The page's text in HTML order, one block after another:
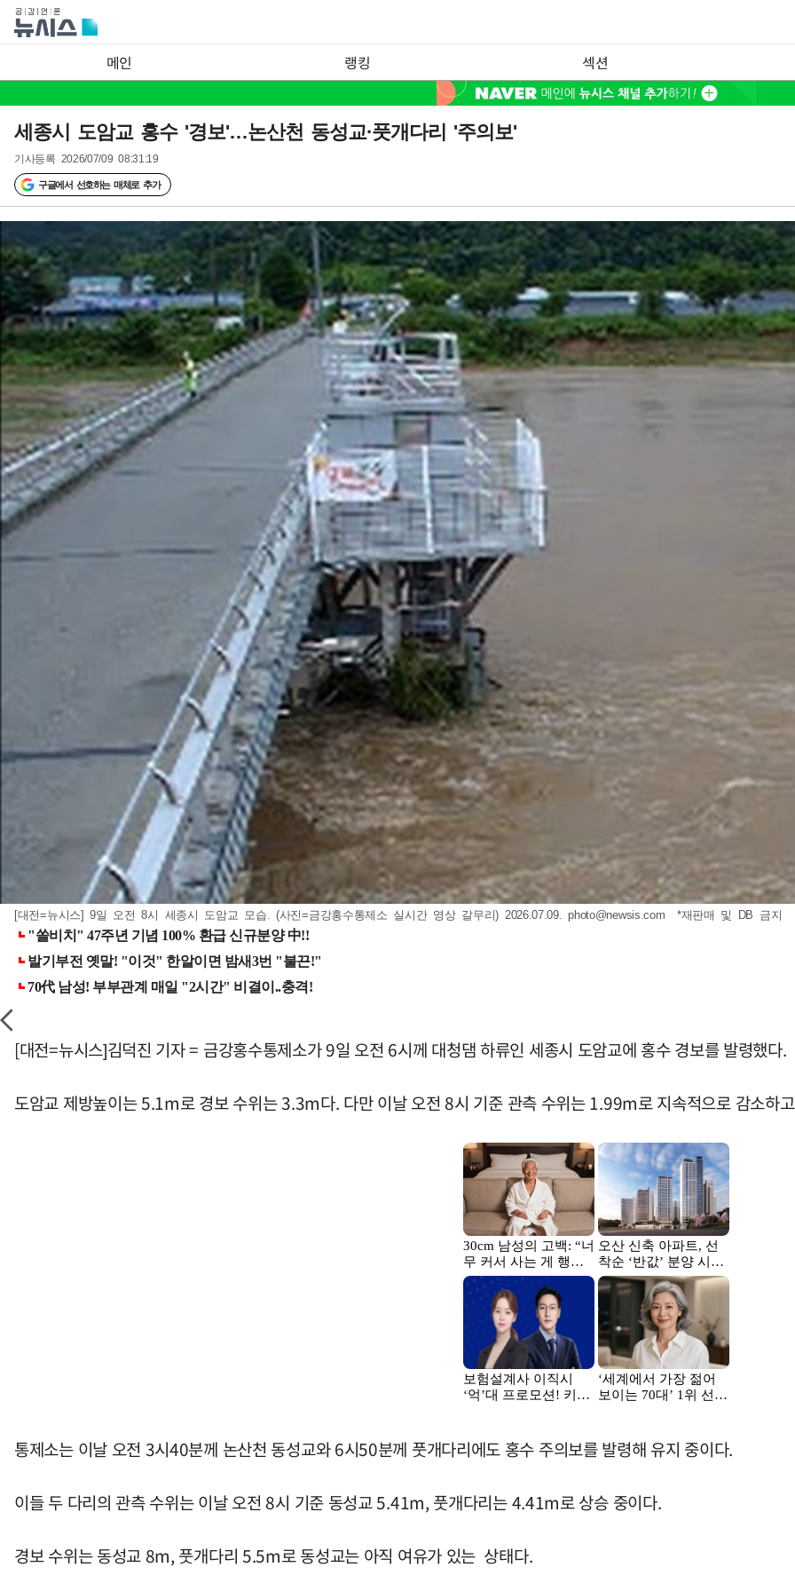
메인 랭킹 섹션
세종시 도암교 홍수 '경보'…논산천 동성교·풋개다리 '주의보'
기사등록 2026/07/09 08:31:19
구글에서 선호하는 매체로 추가
[대전=뉴시스] 9일 오전 8시 세종시 도암교 모습. (사진=금강홍수통제소 실시간 영상 갈무리) 2026.07.09.photo@newsis.com *재판매 및 DB 금지
[대전=뉴시스]김덕진 기자 = 금강홍수통제소가 9일 오전 6시께 대청댐 하류인 세종시 도암교에 홍수 경보를 발령했다.
도암교 제방높이는 5.1m로 경보 수위는 3.3m다. 다만 이날 오전 8시 기준 관측 수위는 1.99m로 지속적으로 감소하
통제소는 이날 오전 3시40분께 논산천 동성교와 6시50분께 풋개다리에도 홍수 주의보를 발령해 유지 중이다.
이들 두 다리의 관측 수위는 이날 오전 8시 기준 동성교 5.41m, 풋개다리는 4.41m로 상승 중이다.
경보 수위는 동성교 8m, 풋개다리 5.5m로 동성교는 아직 여유가 있는 상태다.